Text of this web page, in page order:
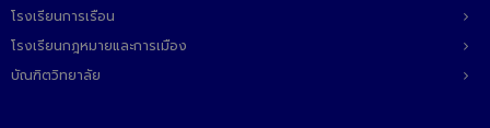
โรงเรียนการเรือน
โรงเรียนกฎหมายและการเมือง
บัณฑิตวิทยาลัย